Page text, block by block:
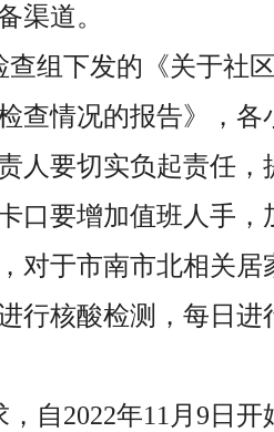
渠道。
组下发的《关于社
查情况的报告》，各
人要切实负起责任，
口要增加值班人手，
对于市南市北相关居
行核酸检测，每日进
自2022年11月9日开